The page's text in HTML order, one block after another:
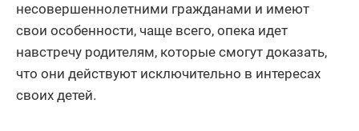
несовершеннолетними гражданами и имеют
свои особенности, чаще всего, опека идет
навстречу родителям, которые смогут доказать,
что они действуют исключительно в интересах
своих детей.